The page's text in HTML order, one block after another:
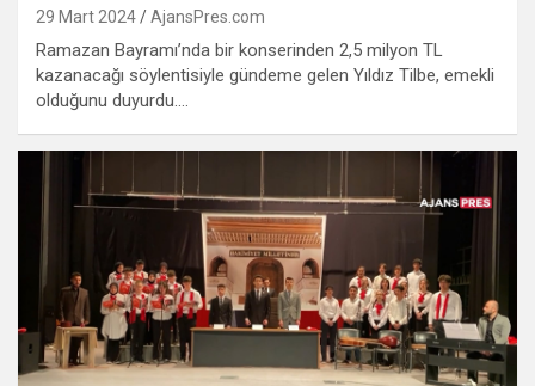
29 Mart 2024 AjansPres.com
Ramazan Bayramı’nda bir konserinden 2,5 milyon TL
kazanacağı söylentisiyle gündeme gelen Yıldız Tilbe, emekli
olduğunu duyurdu.…